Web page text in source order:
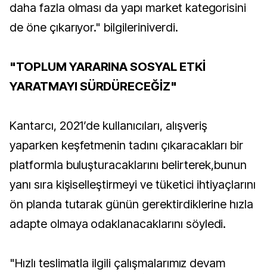
daha fazla olması da yapı market kategorisini
de öne çıkarıyor." bilgileriniverdi.
"TOPLUM YARARINA SOSYAL ETKİ
YARATMAYI SÜRDÜRECEĞİZ"
Kantarcı, 2021’de kullanıcıları, alışveriş
yaparken keşfetmenin tadını çıkaracakları bir
platformla buluşturacaklarını belirterek,bunun
yanı sıra kişiselleştirmeyi ve tüketici ihtiyaçlarını
ön planda tutarak günün gerektirdiklerine hızla
adapte olmaya odaklanacaklarını söyledi.
"Hızlı teslimatla ilgili çalışmalarımız devam